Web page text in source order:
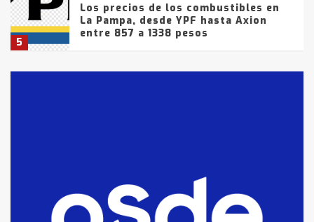
5
Los precios de los combustibles en
La Pampa, desde YPF hasta Axion
entre 857 a 1338 pesos
fueron detenidos por
comercialización de drogas en la
tarde del sábado